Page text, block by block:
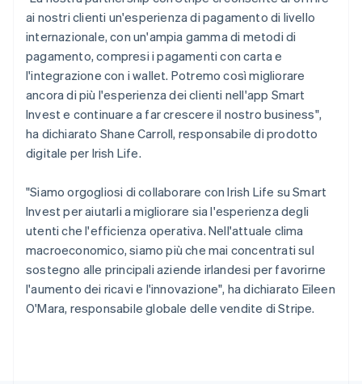
ai nostri clienti un'esperienza di pagamento di livello
internazionale, con un'ampia gamma di metodi di
pagamento, compresi i pagamenti con carta e
l'integrazione con i wallet. Potremo così migliorare
ancora di più l'esperienza dei clienti nell'app Smart
Invest e continuare a far crescere il nostro business",
ha dichiarato Shane Carroll, responsabile di prodotto
digitale per Irish Life.
"Siamo orgogliosi di collaborare con Irish Life su Smart
Invest per aiutarli a migliorare sia l'esperienza degli
utenti che l'efficienza operativa. Nell'attuale clima
macroeconomico, siamo più che mai concentrati sul
sostegno alle principali aziende irlandesi per favorirne
l'aumento dei ricavi e l'innovazione", ha dichiarato Eileen
O'Mara, responsabile globale delle vendite di Stripe.
PortuguêsEnglish
RAS di Hong Kong, Cina
English简体中文
Regno Unito
English
Repubblica Ceca
English
Romania
English
Singapore
Slovacchia
English
Slovenia
English Italiano
Spagna
EspañolEnglish
Stati Uniti
EnglishEspañol简体中文